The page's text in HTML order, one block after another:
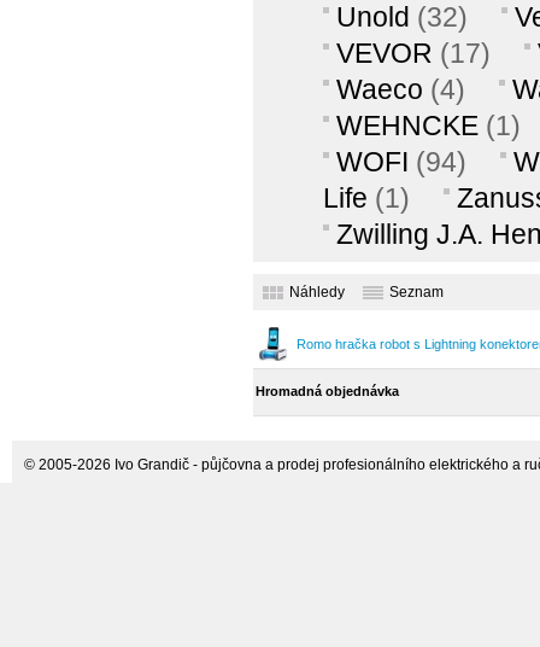
Unold (32)
VEVOR (17)
Waeco (4)
WEHNCKE (1)
WOFI (94)
Life (1)
Zwilling J.A.
Náhledy Seznam
Romo hračka robot s Lightning
Hromadná objednávka
© 2005-2026 Ivo Grandič - půjčovna a prodej profesionálního elektrického a